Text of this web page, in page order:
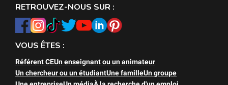
RETROUVEZ-NOUS SUR :
VOUS ÊTES :
Référent CEUn enseignant ou un animateur
Un chercheur ou un étudiantUne familleUn groupe